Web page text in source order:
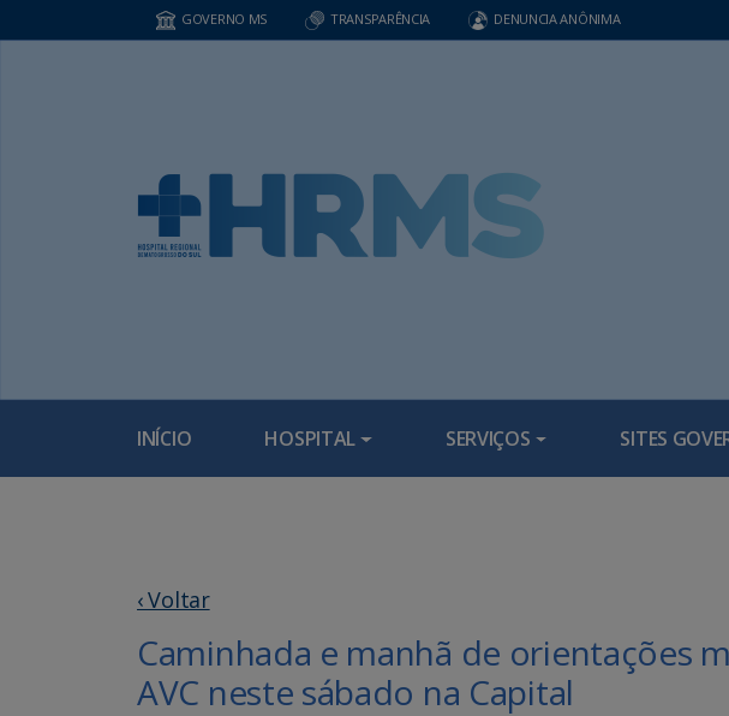
GOVERNO MS TRANSPARÊNCIA DENUNCIA ANÔNIMA
INÍCIO HOSPITAL SERVIÇOS SITES
‹ Voltar
Caminhada e manhã de orientações
AVC neste sábado na Capital